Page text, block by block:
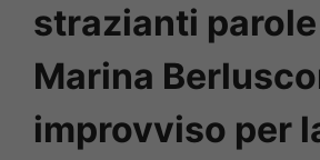
strazianti
Marina
improvviso per